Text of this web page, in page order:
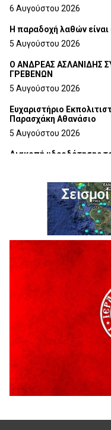
6 Αυγούστου 2026
H παραδοχή λαθών είναι
5 Αυγούστου 2026
Ο ΑΝΔΡΕΑΣ ΑΣΛΑΝΙΔΗΣ
ΓΡΕΒΕΝΩΝ
5 Αυγούστου 2026
Ευχαριστήριο
Παρασχάκη Αθανάσιο
5 Αυγούστου 2026
Διακοπή
Η Marseaux στα Γρεβενά
5 Αυγούστου 2026
Θερινό Σινεμά στο
Καλοκαιριού 2026» με
Ανάσες».
5 Αυγούστου 2026
Γρεβενά: Συνελήφθη
εξοπλισμού
5 Αυγούστου 2026
ΑΗ ΛΑΟΣ | 5 Αυγούστου |
41η Γιορτή Κρασιού
5 Αυγούστου 2026